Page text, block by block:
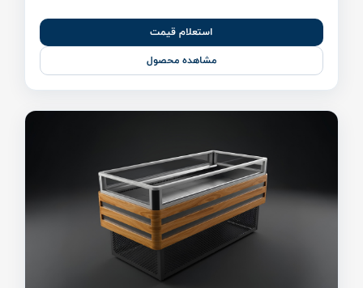
استعلام قیمت
مشاهده محصول